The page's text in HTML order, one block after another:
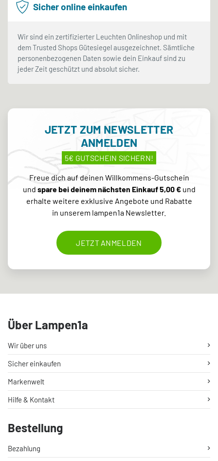
Sicher online einkaufen
Wir sind ein zertifizierter Leuchten Onlineshop und mit
dem Trusted Shops Gütesiegel ausgezeichnet. Sämtliche
personenbezogenen Daten sowie dein Einkauf sind zu
jeder Zeit geschützt und absolut sicher.
JETZT ZUM NEWSLETTER
ANMELDEN
5€ GUTSCHEIN SICHERN!
Freue dich auf deinen Willkommens-Gutschein
und spare bei deinem nächsten Einkauf 5,00 €und
erhalte weitere exklusive Angebote und Rabatte
in unserem lampen1a Newsletter.
JETZT ANMELDEN
Über Lampen1a
Wir über uns
Sicher einkaufen
Markenwelt
Hilfe & Kontakt
Bestellung
Bezahlung